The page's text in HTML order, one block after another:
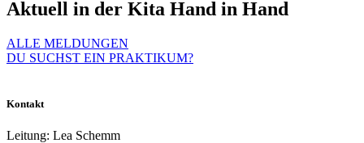
Aktuell in der Kita Hand in Hand
ALLE MELDUNGEN
DU SUCHST EIN PRAKTIKUM?
Kontakt
Leitung: Lea Schemm